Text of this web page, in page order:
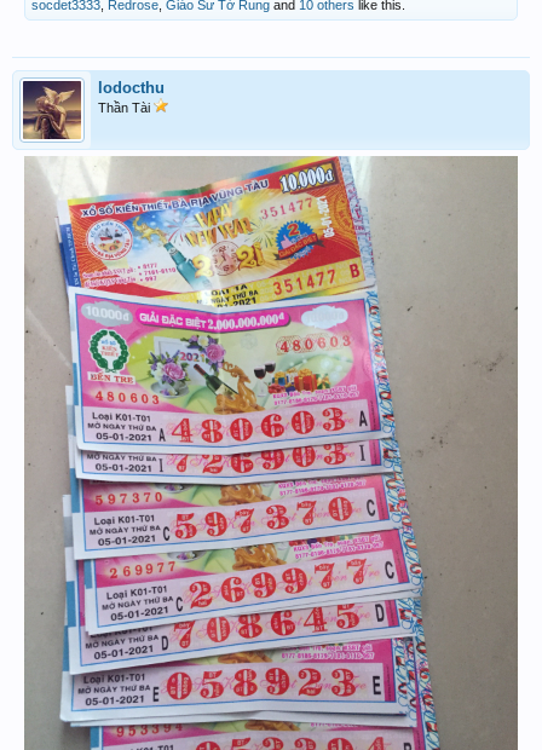
socdet3333 Redrose Giáo Sư Tờ Rung and 10 others like this.
lodocthu
Thần Tài